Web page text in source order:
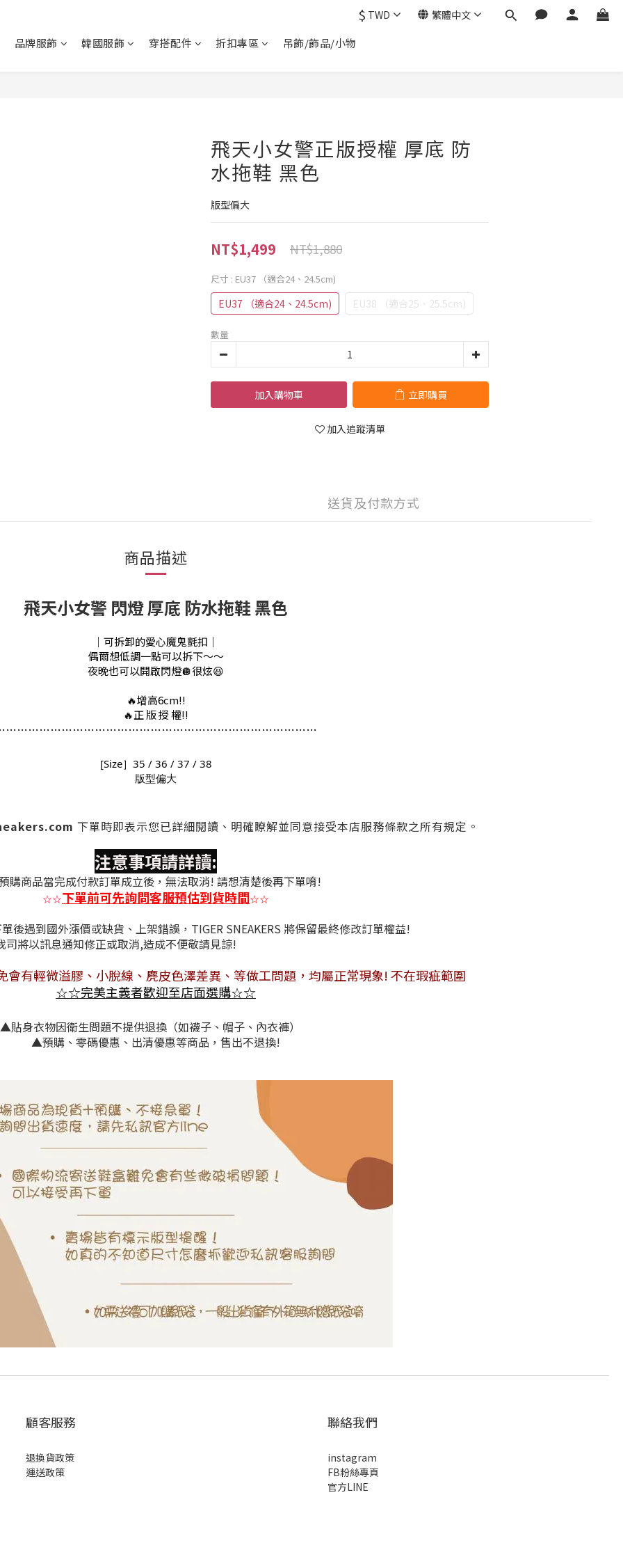
$ TWD 繁體中文
品牌服飾 韓國服飾 穿搭配件 折扣專區 吊飾/飾品/小物
飛天小女警正版授權 厚底 防
水拖鞋 黑色
版型偏大
NT$1,499 NT$1,880
尺寸 : EU37 （適合24、24.5cm)
EU37 （適合24、24.5cm) EU38 （適合25、25.5cm)
數量
加入購物車 立即購買
加入追蹤清單
送貨及付款方式
商品描述
飛天小女警 閃燈 厚底 防水拖鞋 黑色
｜可拆卸的愛心魔鬼氈扣｜
偶爾想低調一點可以拆下～～
夜晚也可以開啟閃燈🪩很炫😆
🔥增高6cm!!
🔥正 版 授 權!!
…………………………………………………………………………
[Size］35 / 36 / 37 / 38
版型偏大
下單時即表示您已詳細閱讀、明確瞭解並同意接受本店服務條款之所有規定。
注意事項請詳讀:
購商品當完成付款訂單成立後，無法取消! 請想清楚後再下單唷!
☆☆下單前可先詢問客服預估到貨時間☆☆
後遇到國外漲價或缺貨、上架錯誤，TIGER SNEAKERS 將保留最終修改訂單權益!
，我司將以訊息通知修正或取消,造成不便敬請見諒!
會有輕微溢膠、小脫線、麂皮色澤差異 、等做工問題，均屬正常現象! 不在瑕疵範圍
☆☆完美主義者歡迎至店面選購☆☆
▲貼身衣物因衛生問題不提供退換（如襪子、帽子、內衣褲）
▲預購、零碼優惠、出清優惠等商品，售出不退換!
顧客服務
退換貨政策
運送政策
聯絡我們
instagram
FB粉絲專頁
官方LINE